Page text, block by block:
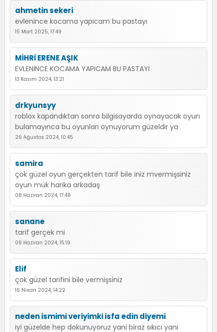
ahmetin sekeri
evlenince kocama yapıcam bu pastayı
15 Mart 2025, 17:49
MİHRİ ERENE AŞIK
EVLENİNCE KOCAMA YAPICAM BU PASTAYI
13 Kasım 2024, 13:21
drkyunsyy
roblox kapandıktan sonra bilgisayarda oynayacak oyun
bulamayınca bu oyunları oynuyorum güzeldir ya
26 Ağustos 2024, 10:45
samira
çok güzel oyun gerçekten tarif bile iniz mvermişsiniz
oyun mük harika arkadaş
08 Haziran 2024, 17:48
sanane
tarif gerçek mi
08 Haziran 2024, 15:19
Elif
çok güzel tarifini bile vermişsiniz
16 Nisan 2024, 14:22
neden ismimi veriyimki isfa edin diyemi
iyi güzelde hep dokunuyoruz yani biraz sıkıcı yani